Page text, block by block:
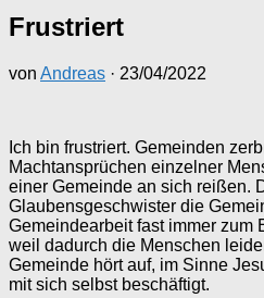
Frustriert
von Andreas · 23/04/2022
Ich bin frustriert. Gemeinden
Machtansprüchen einzelner
einer Gemeinde an sich reißen.
Glaubensgeschwister die
Gemeindearbeit fast immer zum
weil dadurch die Menschen
Gemeinde hört auf, im Sinne
mit sich selbst beschäftigt.